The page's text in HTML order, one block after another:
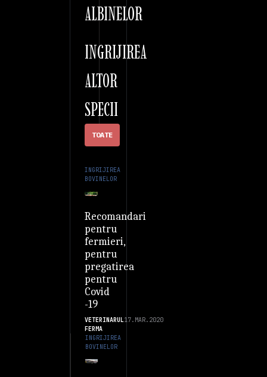
ALBINELOR
INGRIJIREA
ALTOR
SPECII
TOATE
INGRIJIREA
BOVINELOR
Recomandari
pentru
fermieri,
pentru
pregatirea
pentru
Covid
-19
VETERINARUL
FERMA
17.MAR.2020
INGRIJIREA
BOVINELOR